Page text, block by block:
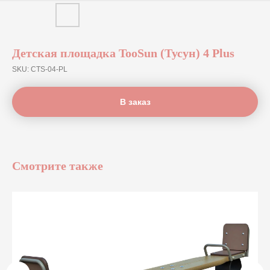
Детская площадка TooSun (Тусун) 4 Plus
SKU: СTS-04-PL
В заказ
Смотрите также